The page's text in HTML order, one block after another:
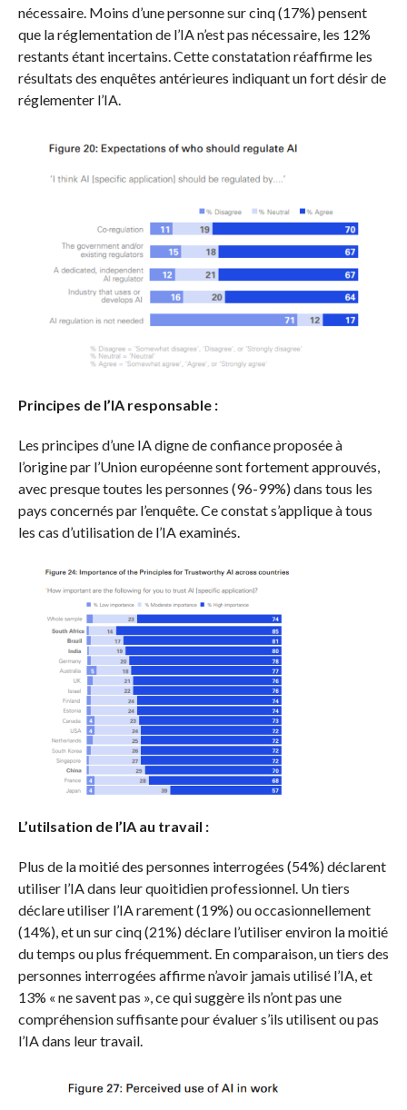
nécessaire. Moins d’une personne sur cinq (17%) pensent
que la réglementation de l’IA n’est pas nécessaire, les 12%
restants étant incertains. Cette constatation réaffirme les
résultats des enquêtes antérieures indiquant un fort désir de
réglementer l’IA.
Principes de l’IA responsable :
Les principes d’une IA digne de confiance proposée à
l’origine par l’Union européenne sont fortement approuvés,
avec presque toutes les personnes (96-99%) dans tous les
pays concernés par l’enquête. Ce constat s’applique à tous
les cas d’utilisation de l’IA examinés.
L’utilsation de l’IA au travail :
Plus de la moitié des personnes interrogées (54%) déclarent
utiliser l’IA dans leur quoitidien professionnel. Un tiers
déclare utiliser l’IA rarement (19%) ou occasionnellement
(14%), et un sur cinq (21%) déclare l’utiliser environ la moitié
du temps ou plus fréquemment. En comparaison, un tiers des
personnes interrogées affirme n’avoir jamais utilisé l’IA, et
13% « ne savent pas », ce qui suggère ils n’ont pas une
compréhension suffisante pour évaluer s’ils utilisent ou pas
l’IA dans leur travail.